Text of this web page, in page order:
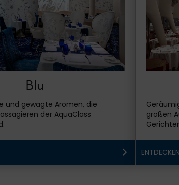
Blu
und gewagte Aromen, die
der AquaClass
großen
ENTDECKEN